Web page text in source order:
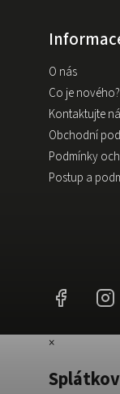
O nás
Co je nového?
Kontaktujte
Obchodní
Podmínky
Postup a
Facebook
×